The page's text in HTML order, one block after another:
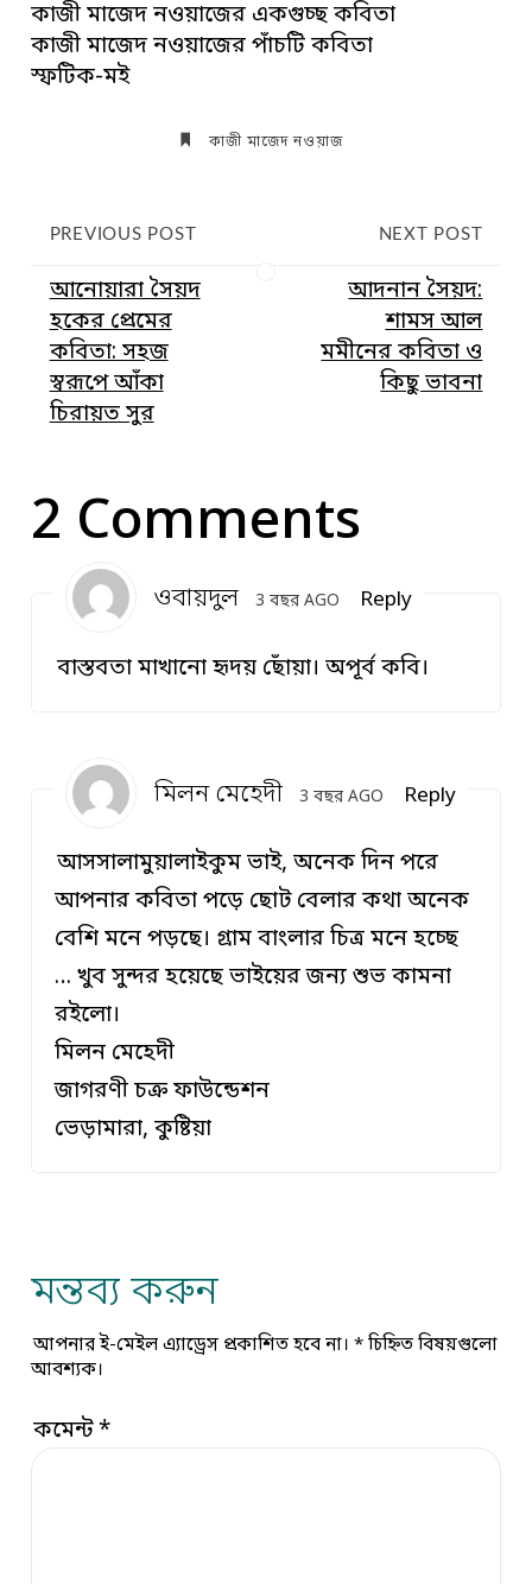
কাজী মাজেদ নওয়াজের একগুচ্ছ কবিতা
কাজী মাজেদ নওয়াজের পাঁচটি কবিতা
স্ফটিক-মই
কাজী মাজেদ নওয়াজ
PREVIOUS POST
আনোয়ারা সৈয়দ
হকের প্রেমের
কবিতা: সহজ
স্বরূপে আঁকা
চিরায়ত সুর
NEXT POST
আদনান সৈয়দ:
শামস আল
মমীনের কবিতা ও
কিছু ভাবনা
2 Comments
ওবায়দুল 3 বছর AGO Reply
বাস্তবতা মাখানো হৃদয় ছোঁয়া। অপূর্ব কবি।
মিলন মেহেদী 3 বছর AGO Reply
আসসালামুয়ালাইকুম ভাই, অনেক দিন পরে
আপনার কবিতা পড়ে ছোট বেলার কথা অনেক
বেশি মনে পড়ছে। গ্রাম বাংলার চিত্র মনে হচ্ছে
… খুব সুন্দর হয়েছে ভাইয়ের জন্য শুভ কামনা
রইলো।
মিলন মেহেদী
জাগরণী চক্র ফাউন্ডেশন
ভেড়ামারা, কুষ্টিয়া
মন্তব্য করুন
আপনার ই-মেইল এ্যাড্রেস প্রকাশিত হবে না। *চিহ্নিত বিষয়গুলো
আবশ্যক।
কমেন্ট*